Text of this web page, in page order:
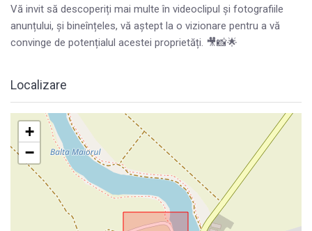
Vă invit să descoperiți mai multe în videoclipul și fotografiile
anunțului, și bineînțeles, vă aștept la o vizionare pentru a vă
convinge de potențialul acestei proprietăți. 🎥📸🌟
Localizare
+
−